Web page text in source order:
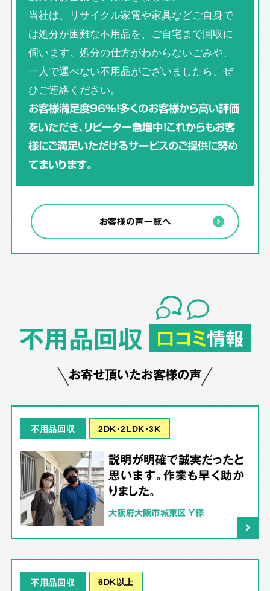
当社は、リサイクル家電や家具などご自身で
は処分が困難な不用品を、ご自宅まで回収に
伺います。処分の仕方がわからないごみや、
一人で運べない不用品がございましたら、ぜ
ひご連絡ください。
お客様満足度96％！多くのお客様から高い評価
をいただき、リピーター急増中！これからもお客
様にご満足いただけるサービスのご提供に努め
てまいります。
お客様の声一覧へ
不用品回収 口コミ情報
お寄せ頂いたお客様の声
不用品回収 2DK･2LDK･3K
説明が明確で誠実だったと
思います。作業も早く助か
りました。
大阪府大阪市城東区 Y様
不用品回収 6DK以上